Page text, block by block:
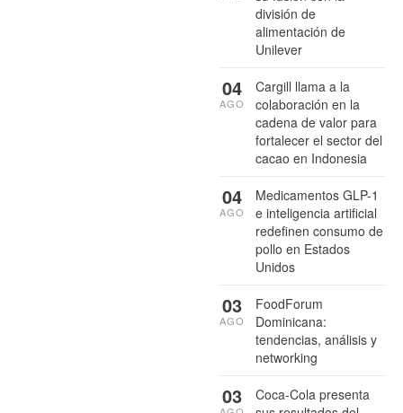
división de
alimentación de
Unilever
Cargill llama a la
colaboración en la
cadena de valor para
fortalecer el sector del
cacao en Indonesia
04
AGO
Medicamentos GLP-1
e inteligencia artificial
redefinen consumo de
pollo en Estados
Unidos
04
AGO
FoodForum
Dominicana:
tendencias, análisis y
networking
03
AGO
Coca-Cola presenta
03